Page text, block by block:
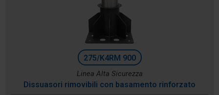
275/K4RM 900
Linea Alta Sicurezza
Dissuasori rimovibili con basamento rinforzato